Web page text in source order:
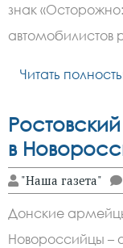
знак
автомобилистов
Читать
в
"Наша газета"
Донские
Новороссийцы –